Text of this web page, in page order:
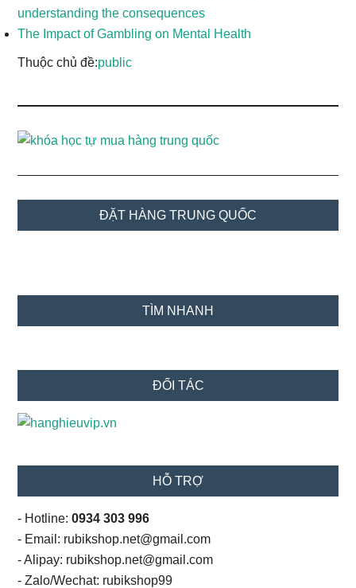
understanding the consequences
The Impact of Gambling on Mental Health
Thuộc chủ đề:public
SidebarĐẶT HÀNG TRUNG QUỐC
TÌM NHANH
ĐỐI TÁC
HỖ TRỢ
- Hotline:0934 303 996
- Email: rubikshop.net@gmail.com
- Alipay: rubikshop.net@gmail.com
- Zalo/Wechat: rubikshop99